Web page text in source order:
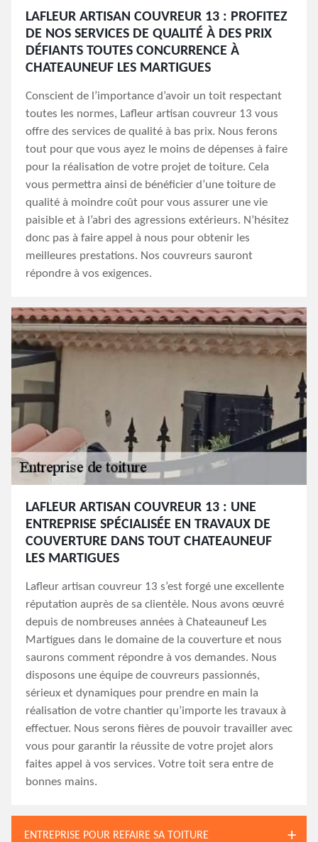
LAFLEUR ARTISAN COUVREUR 13 : PROFITEZ
DE NOS SERVICES DE QUALITÉ À DES PRIX
DÉFIANTS TOUTES CONCURRENCE À
CHATEAUNEUF LES MARTIGUES
Conscient de l’importance d’avoir un toit respectant
toutes les normes, Lafleur artisan couvreur 13 vous
offre des services de qualité à bas prix. Nous ferons
tout pour que vous ayez le moins de dépenses à faire
pour la réalisation de votre projet de toiture. Cela
vous permettra ainsi de bénéficier d’une toiture de
qualité à moindre coût pour vous assurer une vie
paisible et à l’abri des agressions extérieurs. N’hésitez
donc pas à faire appel à nous pour obtenir les
meilleures prestations. Nos couvreurs sauront
répondre à vos exigences.
LAFLEUR ARTISAN COUVREUR 13 : UNE
ENTREPRISE SPÉCIALISÉE EN TRAVAUX DE
COUVERTURE DANS TOUT CHATEAUNEUF
LES MARTIGUES
Lafleur artisan couvreur 13 s’est forgé une excellente
réputation auprès de sa clientèle. Nous avons œuvré
depuis de nombreuses années à Chateauneuf Les
Martigues dans le domaine de la couverture et nous
saurons comment répondre à vos demandes. Nous
disposons une équipe de couvreurs passionnés,
sérieux et dynamiques pour prendre en main la
réalisation de votre chantier qu’importe les travaux à
effectuer. Nous serons fières de pouvoir travailler avec
vous pour garantir la réussite de votre projet alors
faites appel à vos services. Votre toit sera entre de
bonnes mains.
ENTREPRISE POUR REFAIRE SA TOITURE